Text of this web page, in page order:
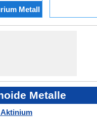
Metall
Metalle